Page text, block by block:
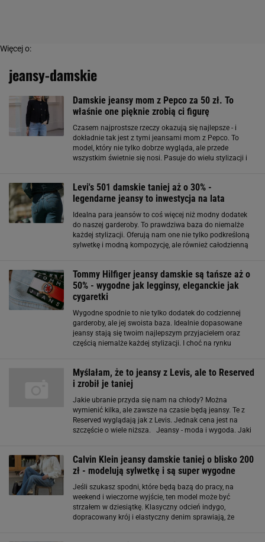
Więcej o:
jeansy-damskie
Damskie jeansy mom z Pepco za 50 zł. To
właśnie one pięknie zrobią ci figurę
Czasem najprostsze rzeczy okazują się najlepsze - i
dokładnie tak jest z tymi jeansami mom z Pepco. To
model, który nie tylko dobrze wygląda, ale przede
wszystkim świetnie się nosi. Pasuje do wielu stylizacji i
Levi's 501 damskie taniej aż o 30% -
legendarne jeansy to inwestycja na lata
Idealna para jeansów to coś więcej niż modny dodatek
do naszej garderoby. To prawdziwa baza do niemalże
każdej stylizacji. Oferują nam one nie tylko podkreśloną
sylwetkę i modną kompozycję, ale również całodzienną
Tommy Hilfiger jeansy damskie są tańsze aż o
50% - wygodne jak legginsy, eleganckie jak
cygaretki
Wygodne spodnie to nie tylko dodatek do codziennej
garderoby, ale jej swoista baza. Idealnie dopasowane
jeansy stają się twoim najlepszym przyjacielem oraz
częścią niemalże każdej stylizacji. I choć na rynku
Myślałam, że to jeansy z Levis, ale to Reserved
i zrobił je taniej
Jakie ubranie przyda się nam na chłody? Można
wymienić kilka, ale zawsze na czasie będą jeansy. Te z
Reserved wyglądają jak z Levis. Jednak cena jest na
szczęście o wiele niższa. Jeansy - moda i wygoda. Jaki
Calvin Klein jeansy damskie taniej o blisko 200
zł - modelują sylwetkę i są super wygodne
Jeśli szukasz spodni, które będą bazą do pracy, na
weekend i wieczorne wyjście, ten model może być
strzałem w dziesiątkę. Klasyczny odcień indygo,
dopracowany krój i elastyczny denim sprawiają, że